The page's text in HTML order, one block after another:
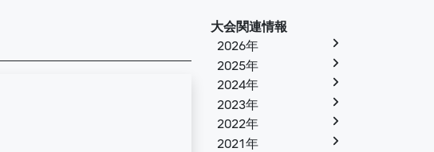
大会関連情報
2026年
2025年
2024年
2023年
2022年
2021年